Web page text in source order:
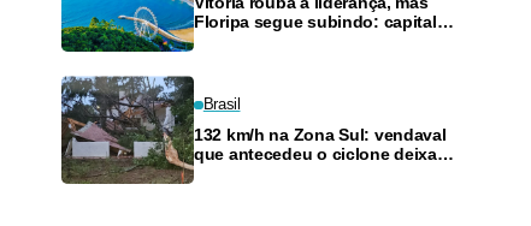
Floripa segue subindo: capital
Brasil
132 km/h na Zona Sul: vendaval
que antecedeu o ciclone deixa